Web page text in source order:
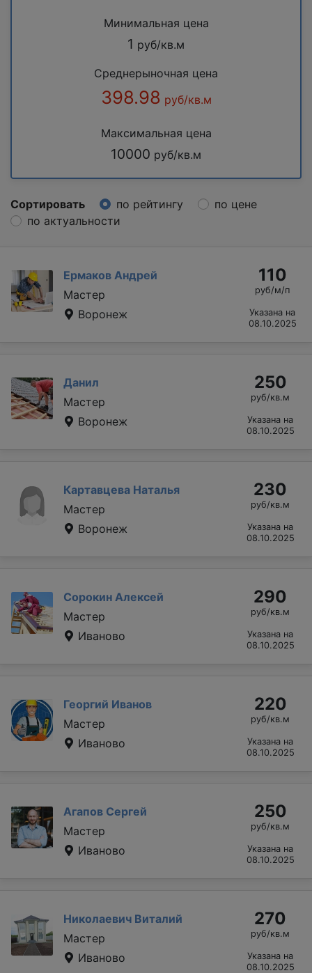
Минимальная цена
1 руб/кв.м
Среднерыночная цена
398.98 руб/кв.м
Максимальная цена
10000 руб/кв.м
Сортировать по рейтингу
по цене
по актуальности
Ермаков Андрей
Мастер
Воронеж
110
руб/м/п
Указана на
08.10.2025
Данил
Мастер
Воронеж
250
руб/кв.м
Указана на
08.10.2025
Картавцева Наталья
Мастер
Воронеж
230
руб/кв.м
Указана на
08.10.2025
Сорокин Алексей
Мастер
Иваново
290
руб/кв.м
Указана на
08.10.2025
Георгий Иванов
Мастер
Иваново
220
руб/кв.м
Указана на
08.10.2025
Агапов Сергей
Мастер
Иваново
250
руб/кв.м
Указана на
08.10.2025
Николаевич Виталий
Мастер
Иваново
270
руб/кв.м
Указана на
08.10.2025